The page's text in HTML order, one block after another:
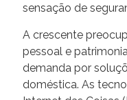
sensação de
A crescente
pessoal e
demanda por
doméstica. As